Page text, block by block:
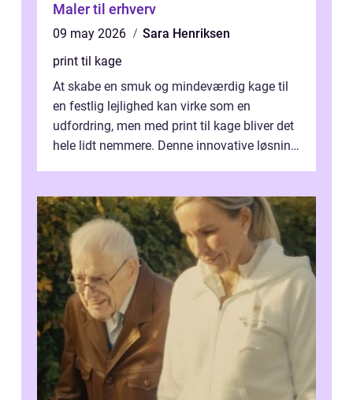
Maler til erhverv
09 may 2026
Sara Henriksen
print til kage
At skabe en smuk og mindeværdig kage til
en festlig lejlighed kan virke som en
udfordring, men med print til kage bliver det
hele lidt nemmere. Denne innovative løsning